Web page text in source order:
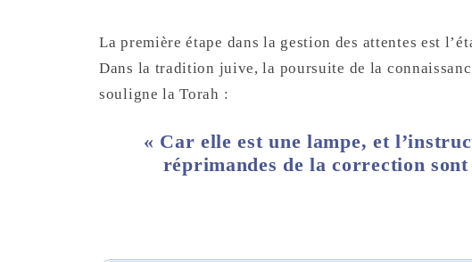
La première étape dans la gestion des attentes est
Dans la tradition juive, la poursuite de la
souligne la Torah :
« Car elle est une lampe, et
réprimandes de la correction